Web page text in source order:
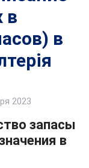
в
в
2023
запасы
в